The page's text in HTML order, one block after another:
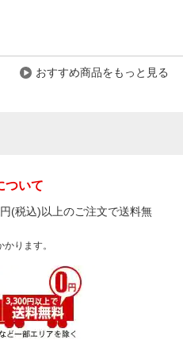
おすすめ商品をもっと見る
ついて
(税込)以上のご注文で送料無
ります。